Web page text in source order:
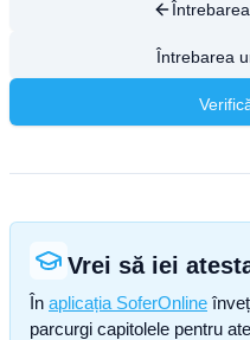
Întrebarea
Vrei să iei
În aplicația SoferOnline
parcurgi capitolele pentru